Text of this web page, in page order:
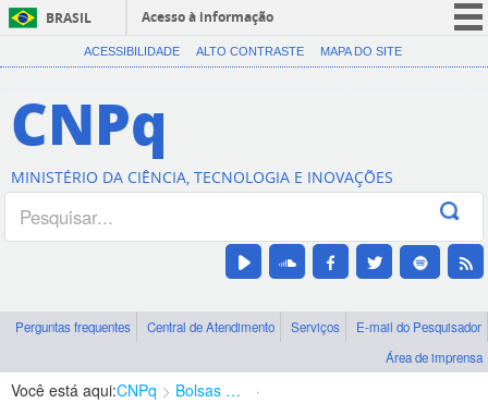
BRASIL
Acesso à informação
CORONAVÍRUS (COVID-19)
Canais
ACESSIBILIDADE ALTO CONTRASTE MAPA DO SITE
CNPq
MINISTÉRIO DA CIÊNCIA, TECNOLOGIA E INOVAÇÕES
Perguntas frequentes Central de Atendimento Serviços
E-mail do Pesquisador
Área de imprensa
Você está aqui:CNPq Bolsas e Auxílios Vigentes